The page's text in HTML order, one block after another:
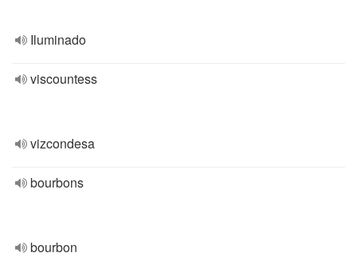
Iluminado
viscountess
vizcondesa
bourbons
bourbon